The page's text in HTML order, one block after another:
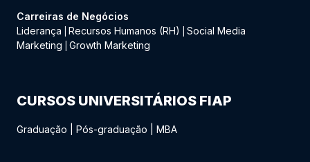
Carreiras de Negócios
Liderança
Recursos Humanos (RH)
Social Media
Marketing
Growth Marketing
CURSOS UNIVERSITÁRIOS FIAP
Graduação Pós-graduação MBA